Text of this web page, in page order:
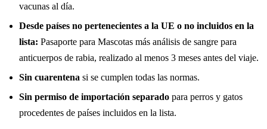
vacunas al día.
Desde países no pertenecientes a la UE o no incluidos en la
lista: Pasaporte para Mascotas más análisis de sangre para
anticuerpos de rabia, realizado al menos 3 meses antes del viaje.
Sin cuarentena si se cumplen todas las normas.
Sin permiso de importación separado para perros y gatos
procedentes de países incluidos en la lista.